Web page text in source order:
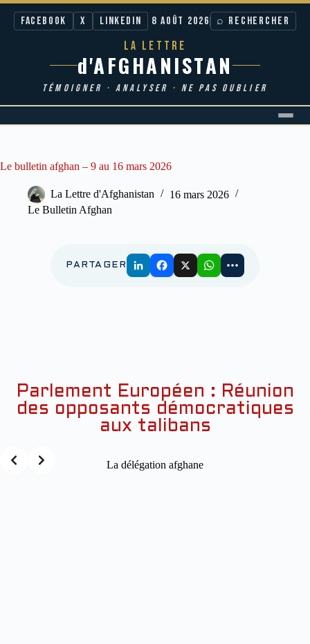
Facebook X LinkedIn 8 AOÛT 2026 ⌕ RECHERCHER
LA LETTRE
d'AFGHANISTAN
TÉMOIGNER · ANALYSER · NE PAS OUBLIER
Le bulletin afghan – 9 au 16 mars 2026
La Lettre d'Afghanistan
16 mars 2026
Le Bulletin Afghan
PARTAGER
Parlement Européen : Réunion
des opposants démocratiques
aux talibans
La délégation afghane